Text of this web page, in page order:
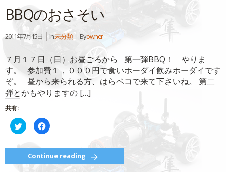
(新
し
い
ウ
ィ
ン
で
開
き
ま
す)
ッ
ク
し
く
だ
(新
し
い
ウ
ィ
ン
ド
き
ま
す)
BBQのおさそい
2011年7月15日 In未分類 Byowner
７月１７日（日）お昼ごろから 第一弾BBQ！ やりま
す。 参加費１，０００円で食いホーダイ飲みホーダイです
ぞ。 昼から来られる方、はらペコで来て下さいね。 第二
弾とかもやりますの […]
共有:
ク
リ
し
て
Twitter
で
Facebook
で
す
る
に
は
Continue reading